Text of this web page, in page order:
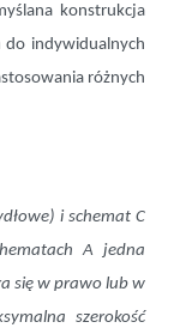
konstrukcja
do indywidualnych
różnych
i schemat C
A jedna
się w prawo lub w
szerokość